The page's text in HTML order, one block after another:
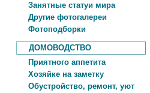
Занятные статуи мира
Другие фотогалереи
Фотоподборки
ДОМОВОДСТВО
Приятного аппетита
Хозяйке на заметку
Обустройство, ремонт, уют